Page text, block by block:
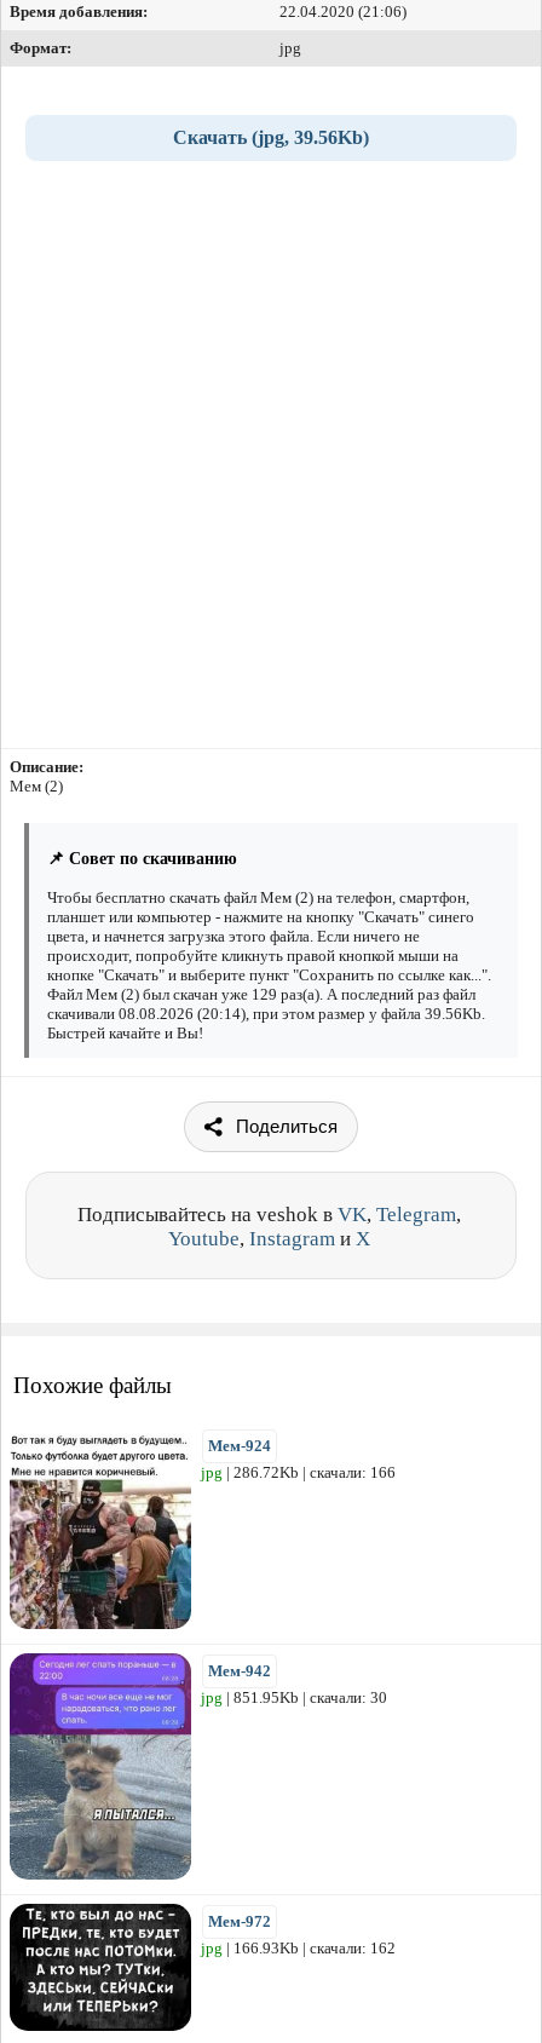
Время добавления:
22.04.2020 (21:06)
Формат:
jpg
Скачать (jpg, 39.56Kb)
Описание:
Мем (2)
📌 Совет по скачиванию
Чтобы бесплатно скачать файл Мем (2) на телефон, смартфон,
планшет или компьютер - нажмите на кнопку "Скачать" синего
цвета, и начнется загрузка этого файла. Если ничего не
происходит, попробуйте кликнуть правой кнопкой мыши на
кнопке "Скачать" и выберите пункт "Сохранить по ссылке как...".
Файл Мем (2) был скачан уже 129 раз(а). А последний раз файл
скачивали 08.08.2026 (20:14), при этом размер у файла 39.56Kb.
Быстрей качайте и Вы!
Поделиться
Подписывайтесь на veshok в VK, Telegram,
Youtube, Instagram и X
Похожие файлы
Мем-924
jpg | 286.72Kb | скачали: 166
Мем-942
jpg | 851.95Kb | скачали: 30
Мем-972
jpg | 166.93Kb | скачали: 162